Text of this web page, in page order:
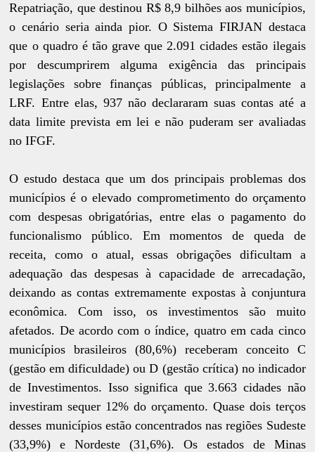
Repatriação, que destinou R$ 8,9 bilhões aos municípios,
o cenário seria ainda pior. O Sistema FIRJAN destaca
que o quadro é tão grave que 2.091 cidades estão ilegais
por descumprirem alguma exigência das principais
legislações sobre finanças públicas, principalmente a
LRF. Entre elas, 937 não declararam suas contas até a
data limite prevista em lei e não puderam ser avaliadas
no IFGF.
O estudo destaca que um dos principais problemas dos
municípios é o elevado comprometimento do orçamento
com despesas obrigatórias, entre elas o pagamento do
funcionalismo público. Em momentos de queda de
receita, como o atual, essas obrigações dificultam a
adequação das despesas à capacidade de arrecadação,
deixando as contas extremamente expostas à conjuntura
econômica. Com isso, os investimentos são muito
afetados. De acordo com o índice, quatro em cada cinco
municípios brasileiros (80,6%) receberam conceito C
(gestão em dificuldade) ou D (gestão crítica) no indicador
de Investimentos. Isso significa que 3.663 cidades não
investiram sequer 12% do orçamento. Quase dois terços
desses municípios estão concentrados nas regiões Sudeste
(33,9%) e Nordeste (31,6%). Os estados de Minas